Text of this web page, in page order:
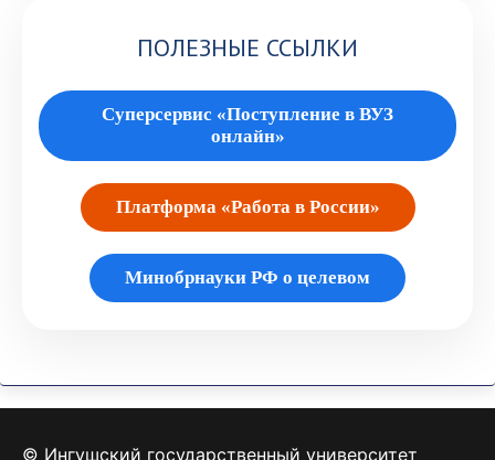
ПОЛЕЗНЫЕ ССЫЛКИ
Суперсервис «Поступление в ВУЗ
онлайн»
Платформа «Работа в России»
Минобрнауки РФ о целевом
© Ингушский государственный университет